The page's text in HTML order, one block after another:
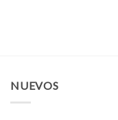
NUEVOS